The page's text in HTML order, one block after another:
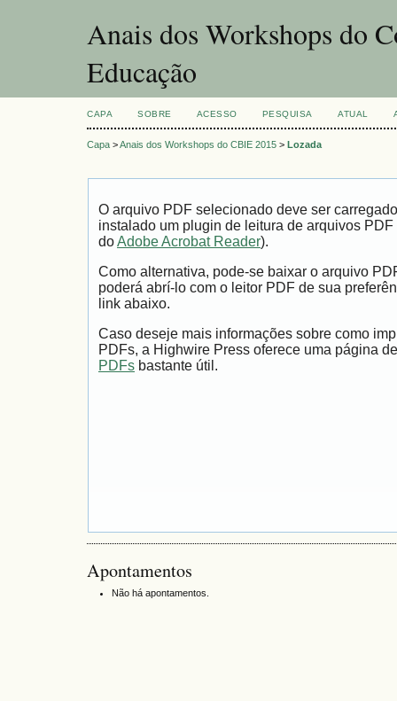
Anais dos Workshops do
Educação
CAPA SOBRE ACESSO PESQUISA ATUAL
Capa >Anais dos Workshops do CBIE 2015 > Lozada
O arquivo PDF selecionado deve ser
instalado um plugin de leitura de arquivos
doAdobe Acrobat Reader).
Como alternativa, pode-se baixar o arquivo
poderá abrí-lo com o leitor PDF de sua
link abaixo.
Caso deseje mais informações sobre como
PDFs, a Highwire Press oferece uma página
PDFs bastante útil.
Apontamentos
Não há apontamentos.